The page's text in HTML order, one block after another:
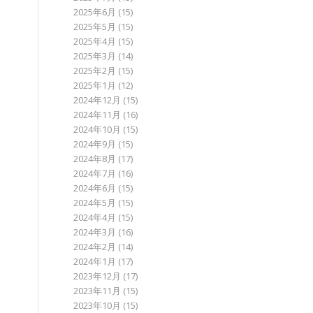
2025年6月 (15)
2025年5月 (15)
2025年4月 (15)
2025年3月 (14)
2025年2月 (15)
2025年1月 (12)
2024年12月 (15)
2024年11月 (16)
2024年10月 (15)
2024年9月 (15)
2024年8月 (17)
2024年7月 (16)
2024年6月 (15)
2024年5月 (15)
2024年4月 (15)
2024年3月 (16)
2024年2月 (14)
2024年1月 (17)
2023年12月 (17)
2023年11月 (15)
2023年10月 (15)